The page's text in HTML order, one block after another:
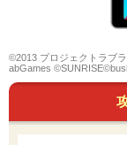
©2013 プロジェクトラブ
abGames